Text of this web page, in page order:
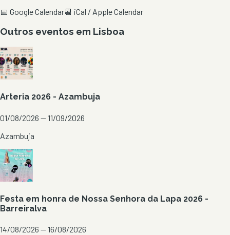
📅 Google Calendar📆 iCal / Apple Calendar
Outros eventos em Lisboa
Arteria 2026 - Azambuja
01/08/2026 — 11/09/2026
Azambuja
Festa em honra de Nossa Senhora da Lapa 2026 -
Barreiralva
14/08/2026 — 16/08/2026